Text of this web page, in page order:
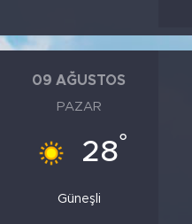
09 AĞUSTOS
PAZAR
28°
Güneşli